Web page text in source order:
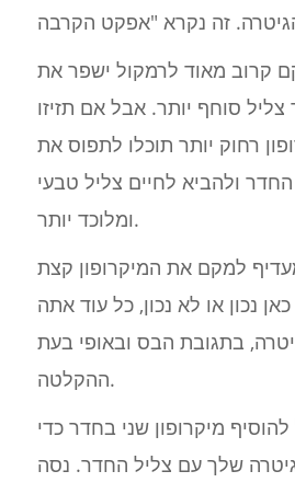
קרוב מאוד לרמקול ישפר את
צליל סוחף יותר. אבל אם תזיזו
רחוק יותר תוכלו לתפוס את
ולהביא לחיים צליל טבעי
ומלוכד יותר.
למקם את המיקרופון קצת
נכון או לא נכון, כל עוד אתה
בתגובת הבס ובאופי בעת
ההקלטה.
מיקרופון שני בחדר כדי
שלך עם צליל החדר. נסה